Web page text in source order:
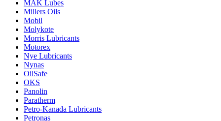
MAK Lubes
Millers Oils
Mobil
Molykote
Morris Lubricants
Motorex
Nye Lubricants
Nynas
OilSafe
OKS
Panolin
Paratherm
Petro-Kanada Lubricants
Petronas